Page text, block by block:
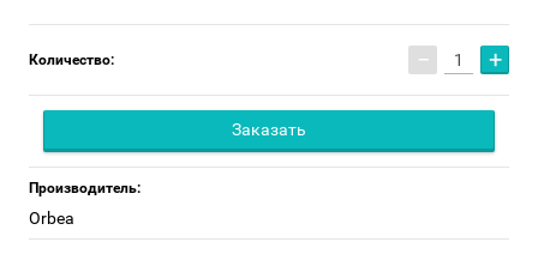
Количество: − +
Заказать
Производитель:
Orbea